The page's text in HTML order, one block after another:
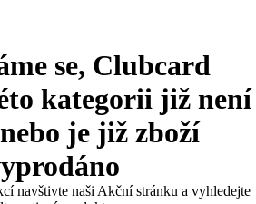
se, Clubcard
kategorii již není
je již zboží
navštivte naši Akční stránku a vyhledejte